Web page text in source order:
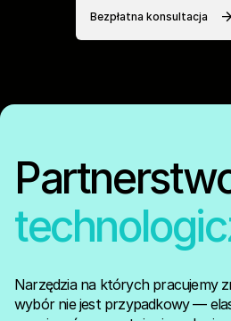
Bezpłatna konsultacja
Narzędzia na których pracujemy
wybór nie jest przypadkowy —